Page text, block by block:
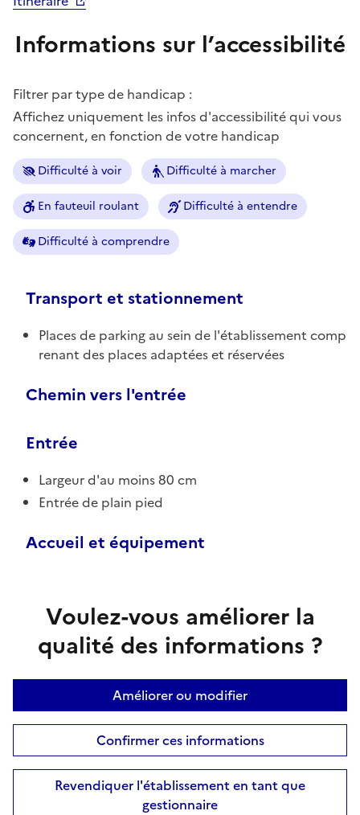
Informations sur l’accessibilité
Filtrer par type de handicap :
Affichez uniquement les infos d'accessibilité qui vous
concernent, en fonction de votre handicap
Difficulté à voir Difficulté à marcher
En fauteuil roulant Difficulté à entendre
Difficulté à comprendre
Transport et stationnement
Places de parking au sein de l'établissement comp
renant des places adaptées et réservées
Chemin vers l'entrée
Entrée
Largeur d'au moins 80 cm
Entrée de plain pied
Accueil et équipement
Voulez-vous améliorer la
qualité des informations ?
Améliorer ou modifier
Confirmer ces informations
Revendiquer l'établissement en tant que
gestionnaire